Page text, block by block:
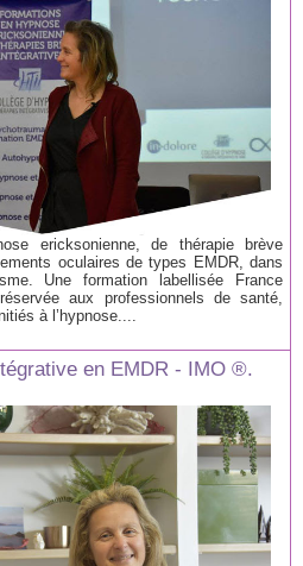
ericksonienne, de thérapie brève
oculaires de types EMDR, dans
Une formation labellisée France
aux professionnels de santé,
à l’hypnose....
en EMDR - IMO ®.